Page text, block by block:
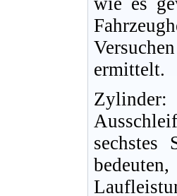
ermittelt.
sechstes